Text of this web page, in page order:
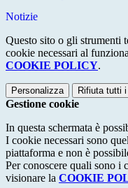
Notizie
Questo sito o gli strumenti
cookie necessari al
COOKIE POLICY.
Personalizza Rifiuta tutti i
Gestione cookie
In questa schermata è
I cookie necessari sono
piattaforma e non è
Per conoscere quali sono i
visionare la COOKIE